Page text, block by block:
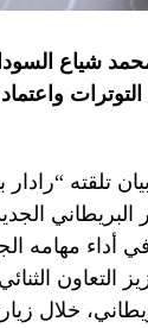
شياع
تلقته
البريطاني
أداء مهامه
التعاون
خلال